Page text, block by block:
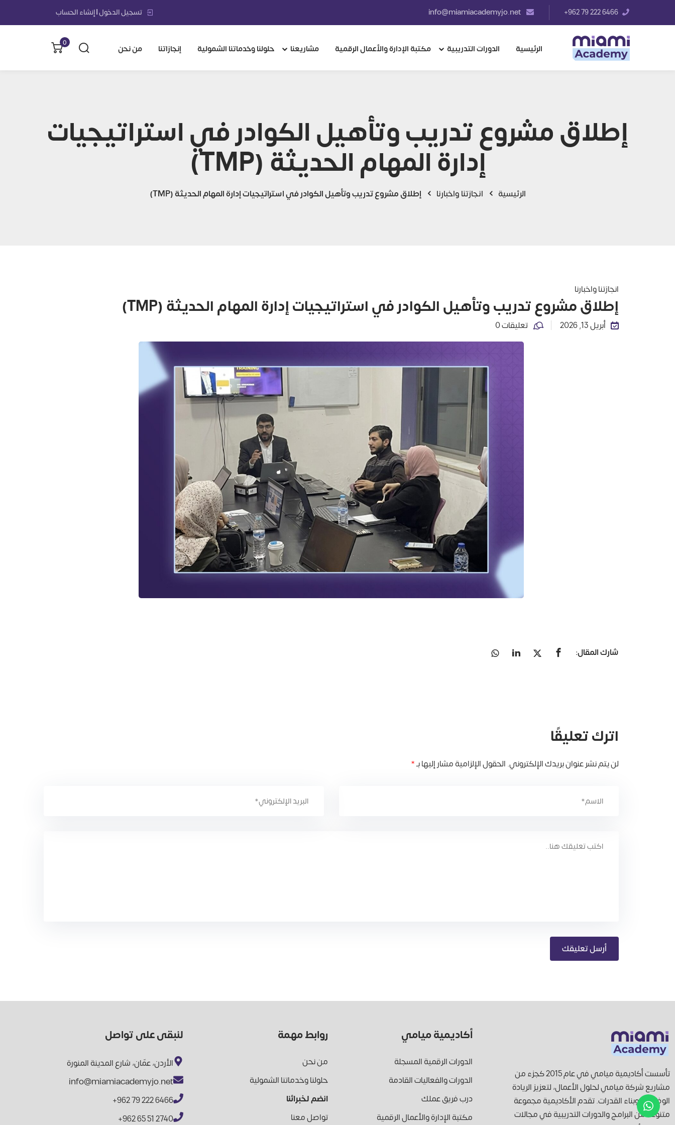
تسجيل الدخول | إنشاء الحساب
الرئيسية الدورات التدريبية مكتبة الإدارة والأعمال الرقمية مشاريعنا حلولنا وخدماتنا الشمولية إنجازاتنا من نحن 0
إطلاق مشروع تدريب وتأهيل الكوادر في استراتيجيات
إدارة المهام الحديثة (TMP)
الرئيسية انجازتنا واخبارنا إطلاق مشروع تدريب وتأهيل الكوادر في استراتيجيات إدارة المهام الحديثة (TMP)
انجازتنا واخبارنا
إطلاق مشروع تدريب وتأهيل الكوادر في استراتيجيات إدارة المهام الحديثة (TMP)
أبريل 13, 2026 تعليقات 0
شارك المقال:
اترك تعليقًا
لن يتم نشر عنوان بريدك الإلكتروني.الحقول الإلزامية مشار إليها بـ*
تأسست أكاديمية ميامي في عام 2015 كجزء من
مشاريع شركة ميامي لحلول الأعمال، لتعزيز الريادة
الوظيفية وبناء القدرات. تقدم الأكاديمية مجموعة
متنوعة من البرامج والدورات التدريبية في مجالات
أكاديمية ميامي
الدورات الرقمية المسجلة
الدورات والفعاليات القادمة
درب فريق عملك
مكتبة الإدارة والأعمال الرقمية
روابط مهمة
من نحن
حلولنا وخدماتنا الشمولية
انضم لخبرائنا
تواصل معنا
لنبقى على تواصل
الأردن، عمّان، شارع المدينة المنورة
info@miamiacademyjo.net
+962 79 222 6466
+962 65 51 2740